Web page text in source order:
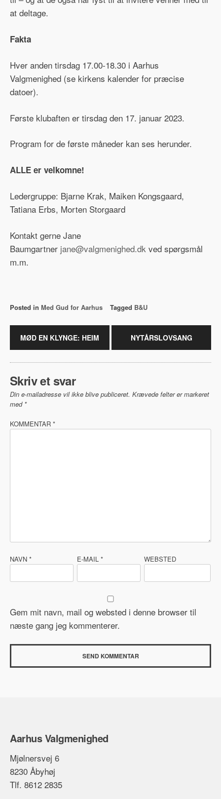
at deltage.
Fakta
Hver anden tirsdag 17.00-18.30 i Aarhus
Valgmenighed (se kirkens kalender for præcise
datoer).
Første klubaften er tirsdag den 17. januar 2023.
Program for de første måneder kan ses herunder.
ALLE er velkomne!
Ledergruppe: Bjarne Krak, Maiken Kongsgaard,
Tatiana Erbs, Morten Storgaard
Kontakt gerne Jane
Baumgartner jane@valgmenighed.dk ved spørgsmål
m.m.
Posted in Med Gud for Aarhus Tagged B&U
Indlægsnavigation
MØD EN KLYNGE: HEIM NYTÅRSLOVSANG
Skriv et svar
Din e-mailadresse vil ikke blive publiceret. Krævede felter er markeret
med *
KOMMENTAR *
NAVN * E-MAIL * WEBSTED
Gem mit navn, mail og websted i denne browser til
næste gang jeg kommenterer.
Aarhus Valgmenighed
Mjølnersvej 6
8230 Åbyhøj
Tlf. 8612 2835